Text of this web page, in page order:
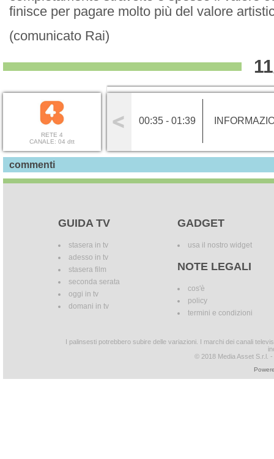
finisce per pagare molto più del valore
(comunicato Rai)
RETE 4
CANALE: 04 dtt
00:35 - 01:39
commenti
GUIDA TV
stasera in tv
adesso in tv
stasera film
seconda serata
oggi in tv
domani in tv
GADGET
usa il nostro widget
NOTE LEGALI
cos'è
policy
termini e condizioni
I palinsesti potrebbero subire delle variazioni. I marchi dei canali
© 2018 Media Asset S.r.l.